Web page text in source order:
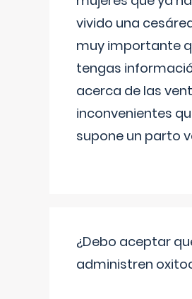
vivido una
muy importante
tengas
acerca de las
inconvenientes
supone un parto
¿Debo aceptar
administren